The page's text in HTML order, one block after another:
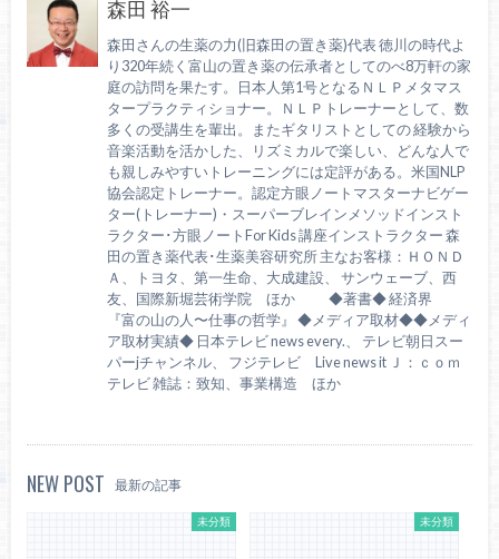
森田 裕一
森田さんの生薬の力(旧森田の置き薬)代表 徳川の時代よ
り320年続く富山の置き薬の伝承者としてのべ8万軒の家
庭の訪問を果たす。日本人第1号となるＮＬＰメタマス
タープラクティショナー。ＮＬＰトレーナーとして、数
多くの受講生を輩出。またギタリストとしての 経験から
音楽活動を活かした、リズミカルで楽しい、どんな人で
も親しみやすいトレーニングには定評がある。米国NLP
協会認定トレーナー。認定方眼ノートマスターナビゲー
ター(トレーナー)・スーパーブレインメソッドインスト
ラクター･方眼ノートFor Kids 講座インストラクター 森
田の置き薬代表･生薬美容研究所 主なお客様：ＨＯＮＤ
Ａ、トヨタ、第一生命、大成建設、 サンウェーブ、西
友、国際新堀芸術学院 ほか ◆著書◆ 経済界
『富の山の人〜仕事の哲学』 ◆メディア取材◆◆メディ
ア取材実績◆ 日本テレビ news every.、 テレビ朝日スー
パーjチャンネル、 フジテレビ Live news it Ｊ：ｃｏｍ
テレビ 雑誌：致知、事業構造 ほか
NEW POST 最新の記事
未分類 未分類